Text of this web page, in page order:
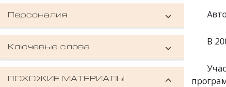
Персоналия keyboard_arrow_down
Улитина Александра Вячеславовна (поэт)
Ключевые слова keyboard_arrow_down
биографии,владимирские поэты
ПОХОЖИЕ МАТЕРИАЛЫ keyboard_arrow_down
В